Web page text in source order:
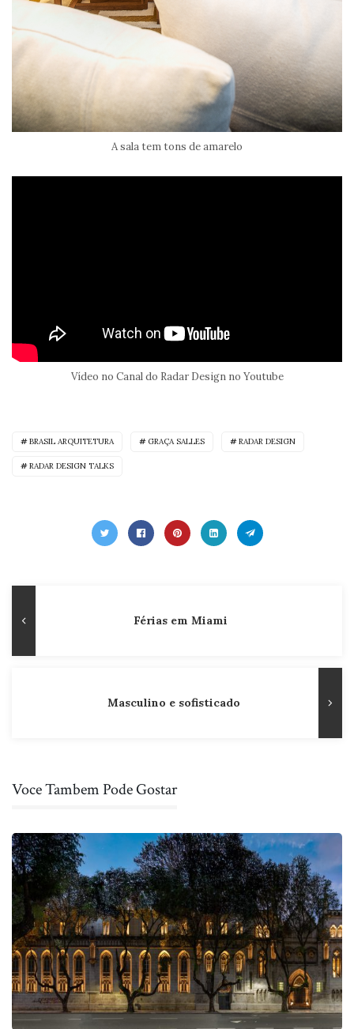
A sala tem tons de amarelo
Vídeo no Canal do Radar Design no Youtube
BRASIL ARQUITETURA GRAÇA SALLES RADAR DESIGN
RADAR DESIGN TALKS
de
Post
Publicação
Férias em Miami
Masculino e sofisticado
Voce Tambem Pode Gostar